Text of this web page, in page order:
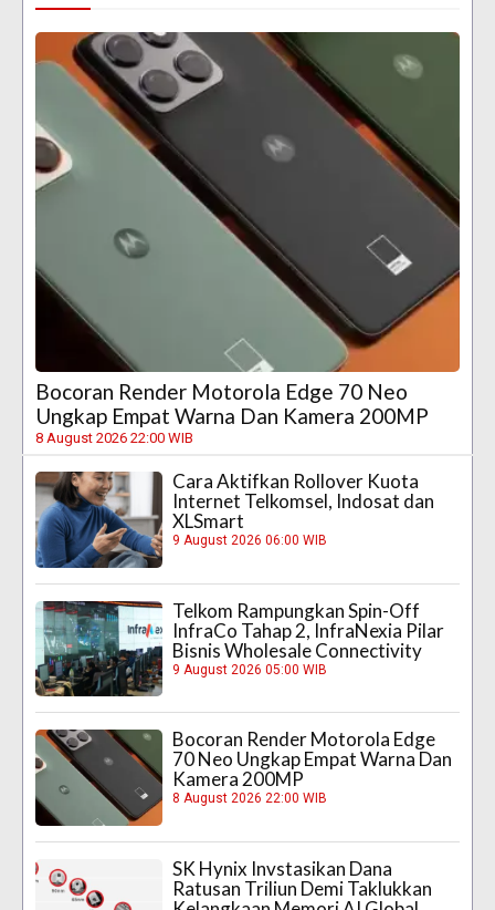
Bocoran Render Motorola Edge 70 Neo
Ungkap Empat Warna Dan Kamera 200MP
8 August 2026 22:00 WIB
Cara Aktifkan Rollover Kuota
Internet Telkomsel, Indosat dan
XLSmart
9 August 2026 06:00 WIB
Telkom Rampungkan Spin-Off
InfraCo Tahap 2, InfraNexia Pilar
Bisnis Wholesale Connectivity
9 August 2026 05:00 WIB
Bocoran Render Motorola Edge
70 Neo Ungkap Empat Warna Dan
Kamera 200MP
8 August 2026 22:00 WIB
SK Hynix Invstasikan Dana
Ratusan Triliun Demi Taklukkan